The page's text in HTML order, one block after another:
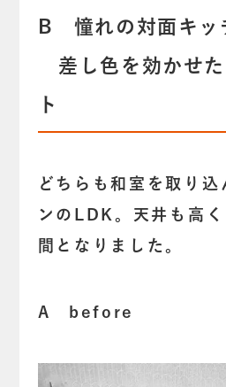
B 憧れの対面キッ
差し色を効かせた
ト
どちらも和室を取り込
ンのLDK。天井も高
間となりました。
A before